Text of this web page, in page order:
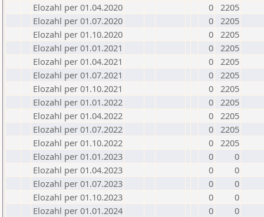
Elozahl per 01.04.2020
0 2205
Elozahl per 01.07.2020
0 2205
Elozahl per 01.10.2020
0 2205
Elozahl per 01.01.2021
0 2205
Elozahl per 01.04.2021
0 2205
Elozahl per 01.07.2021
0 2205
Elozahl per 01.10.2021
0 2205
Elozahl per 01.01.2022
0 2205
Elozahl per 01.04.2022
0 2205
Elozahl per 01.07.2022
0 2205
Elozahl per 01.10.2022
0 2205
Elozahl per 01.01.2023
0
0
Elozahl per 01.04.2023
0
0
Elozahl per 01.07.2023
0
0
Elozahl per 01.10.2023
0
0
Elozahl per 01.01.2024
0
0